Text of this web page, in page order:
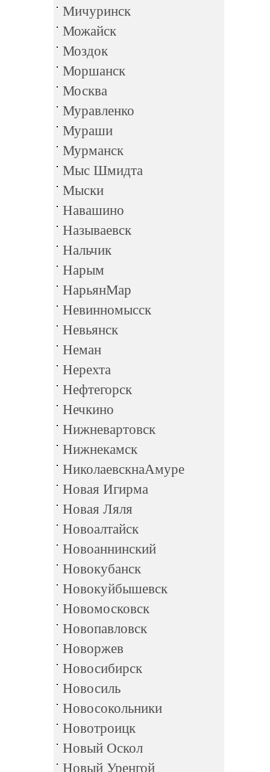
Мичуринск
Можайск
Моздок
Моршанск
Москва
Муравленко
Мураши
Мурманск
Мыс Шмидта
Мыски
Навашино
Называевск
Нальчик
Нарым
НарьянМар
Невинномысск
Невьянск
Неман
Нерехта
Нефтегорск
Нечкино
Нижневартовск
Нижнекамск
НиколаевскнаАмуре
Новая Игирма
Новая Ляля
Новоалтайск
Новоаннинский
Новокубанск
Новокуйбышевск
Новомосковск
Новопавловск
Новоржев
Новосибирск
Новосиль
Новосокольники
Новотроицк
Новый Оскол
Новый Уренгой